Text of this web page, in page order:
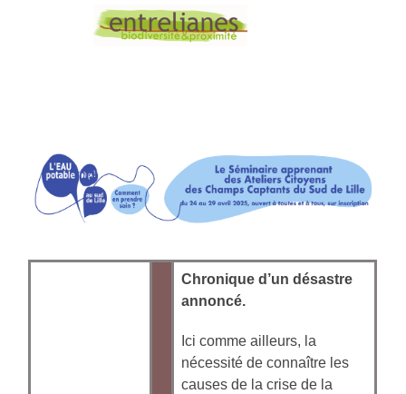
Chronique d’un désastre
annoncé.
Ici comme ailleurs, la
nécessité de connaître les
causes de la crise de la